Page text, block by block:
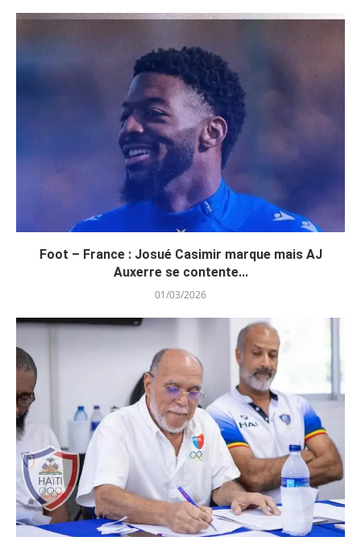
Foot – France : Josué Casimir marque mais AJ
Auxerre se contente...
01/03/2026